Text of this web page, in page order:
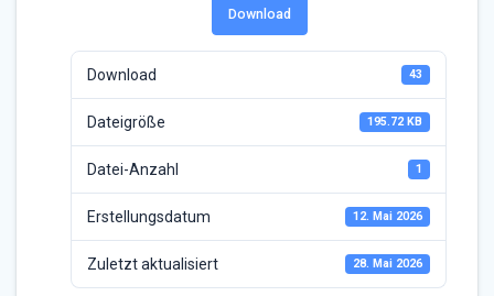
Download
Download 43
Dateigröße 195.72 KB
Datei-Anzahl 1
Erstellungsdatum 12. Mai 2026
Zuletzt aktualisiert 28. Mai 2026